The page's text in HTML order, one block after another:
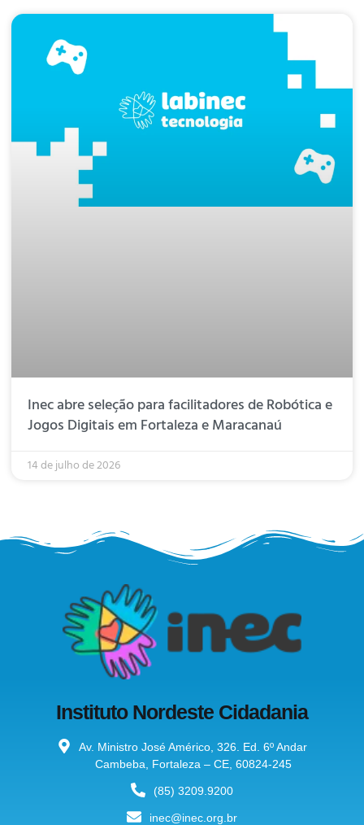
Inec abre seleção para facilitadores de Robótica e
Jogos Digitais em Fortaleza e Maracanaú
14 de julho de 2026
Instituto Nordeste Cidadania
Av. Ministro José Américo, 326. Ed. 6º Andar
Cambeba, Fortaleza – CE, 60824-245
(85) 3209.9200
inec@inec.org.br